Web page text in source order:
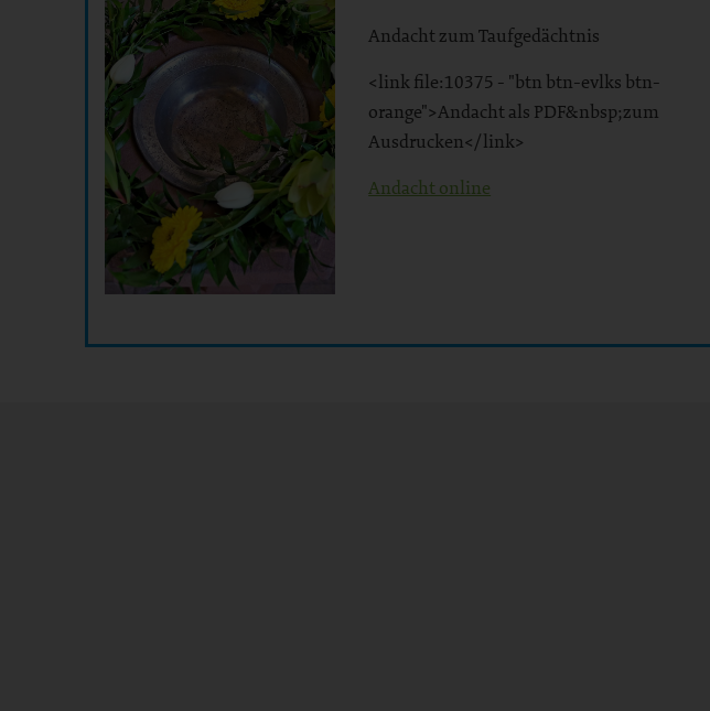
Andacht zum Taufgedächtnis
<link file:10375 - "btn btn-evlks btn-
orange">Andacht als PDF&nbsp;zum
Ausdrucken</link>
Andacht online